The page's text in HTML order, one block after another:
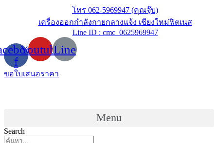
โทร 062-5969947 (คุณจุ๊บ)
เครื่องออกกำลังกายกลางแจ้ง เชียงใหม่ฟิตเนส
Line ID : cmc_0625969947
f
YoutubeLine
ขอใบเสนอราคา
Menu
Search